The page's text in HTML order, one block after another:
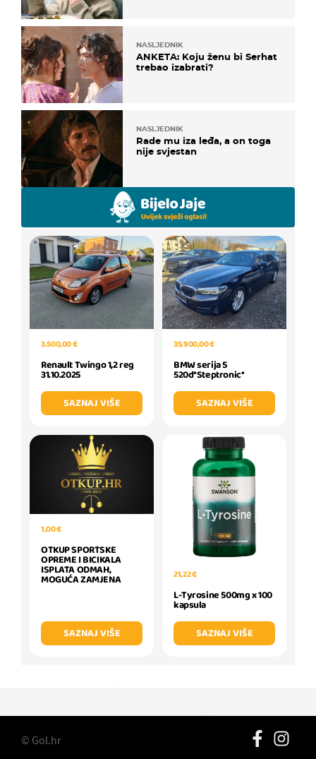
NASLJEDNIK
ANKETA: Koju ženu bi Serhat
trebao izabrati?
NASLJEDNIK
Rade mu iza leđa, a on toga
nije svjestan
3.500,00 €
Renault Twingo 1,2 reg
31.10.2025
SAZNAJ VIŠE
35.900,00 €
BMW serija 5
520d*Steptronic*
SAZNAJ VIŠE
1,00 €
OTKUP SPORTSKE
OPREME I BICIKALA
ISPLATA ODMAH,
MOGUĆA ZAMJENA
SAZNAJ VIŠE
21,22 €
L-Tyrosine 500mg x 100
kapsula
SAZNAJ VIŠE
© Gol.hr